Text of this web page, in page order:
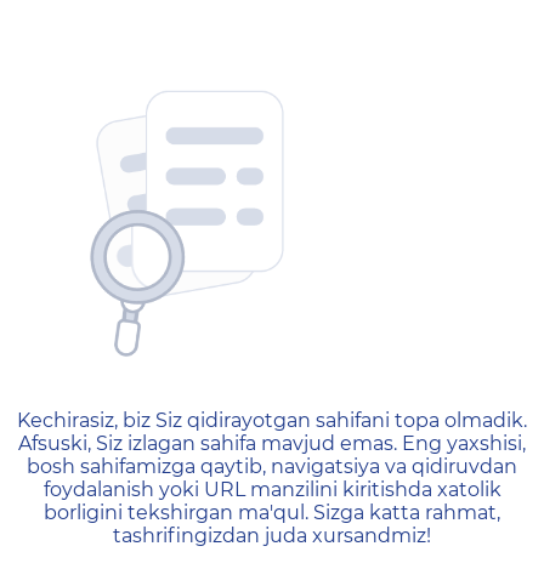
404 — Страница не
Kechirasiz, biz Siz qidirayotgan sahifani topa olmadik.
Afsuski, Siz izlagan sahifa mavjud emas. Eng yaxshisi,
bosh sahifamizga qaytib, navigatsiya va qidiruvdan
foydalanish yoki URL manzilini kiritishda xatolik
borligini tekshirgan ma'qul. Sizga katta rahmat,
tashrifingizdan juda xursandmiz!